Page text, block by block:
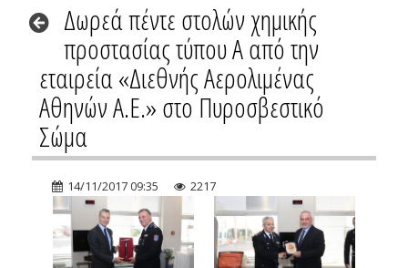
Δωρεά πέντε στολών χημικής
προστασίας τύπου Α από την
εταιρεία «Διεθνής Αερολιμένας
Αθηνών Α.Ε.» στο Πυροσβεστικό
Σώμα
14/11/2017 09:35 2217